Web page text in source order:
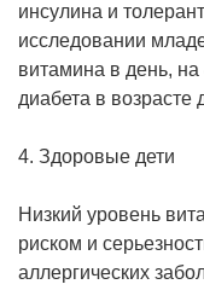
инсулина и
исследовании
витамина в день,
диабета в возрасте
4. Здоровые дети
Низкий уровень
риском и
аллергических